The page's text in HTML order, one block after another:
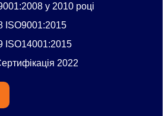
у 2010 році
ISO9001:2015
ISO14001:2015
2022